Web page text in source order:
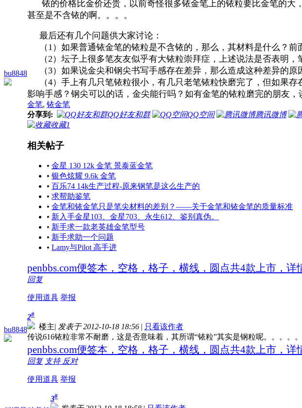
bu8848
铱的价格比金价还贵，以前奇怪很多铱金笔上的铱粒要比金笔的大
甚至是不含铱的啊。。。。
最后还有几个问题供大家讨论：
（1）如果普通铱金笔的铱粒是不含铱的，那么，其材料是什么？前
（2）坛子上很多笔友友似乎有大铱粒崇拜症，上述说法是否表明，
（3）如果说金尖和钢尖书写手感存在差异，那么造成这种差异的原
（4）手上有几只笔铱粒很小，有几只老笔铱粒快磨完了，但如果存
影响手感？钢尖可以的话，金尖能行吗？如有金笔的铱粒磨完的朋友，
金笔, 铱金笔
分享到:
QQ好友和群 QQ空间 腾讯微博
收藏1
相关帖子
• 金星 130 12k 金笔 景泰蓝金笔
• 银色炫耀 9.6k 金笔
• 百乐74 14k生产过程-原来钢笔是这么生产的
• 求帮助鉴笔
• 金笔和铱金笔只是笔尖材料的差别？——关于金笔和铱金笔的质量标准
• 新入手金星103、金星703、永生612、鉴别真伪。
• 新手求一款老英雄金笔型号
• 新手求助一个问题
• Lamy与Pilot 高手进
penbbs.com便签本，空格，格子，横线，圆点共4款上市，详
回复
使用道具 举报
bu8848
2#
楼主| 发表于 2012-10-18 18:56 | 只看该作者
传说616铱粒非常不耐磨，这是否意味着，其所谓“铱粒”其实是钢粒呢。。。。。
penbbs.com便签本，空格，格子，横线，圆点共4款上市，详
回复 支持 反对
使用道具 举报
3#